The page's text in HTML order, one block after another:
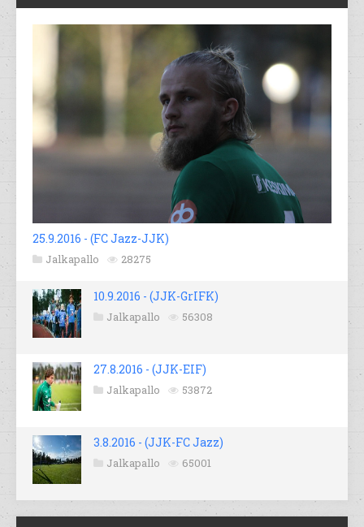
25.9.2016 - (FC Jazz-JJK)
Jalkapallo 28275
10.9.2016 - (JJK-GrIFK)
Jalkapallo 56308
27.8.2016 - (JJK-EIF)
Jalkapallo 53872
3.8.2016 - (JJK-FC Jazz)
Jalkapallo 65001